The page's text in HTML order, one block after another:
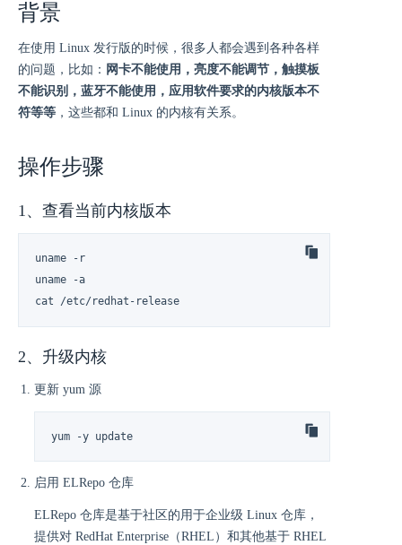
背景
在使用 Linux 发行版的时候，很多人都会遇到各种各样
的问题，比如： 网卡不能使用，亮度不能调节，触摸板
不能识别，蓝牙不能使用，应用软件要求的内核版本不
符等等 ，这些都和 Linux 的内核有关系。
操作步骤
1、查看当前内核版本
uname -r
uname -a
cat /etc/redhat-release
2、升级内核
更新 yum 源
yum -y update
启用 ELRepo 仓库
ELRepo 仓库是基于社区的用于企业级 Linux 仓库，
提供对 RedHat Enterprise（RHEL）和其他基于 RHEL